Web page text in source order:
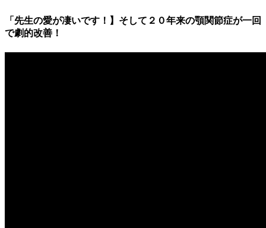
「先生の愛が凄いです！】そして２０年来の顎関節症が一回
で劇的改善！